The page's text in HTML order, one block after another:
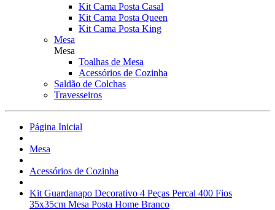
Kit Cama Posta Casal
Kit Cama Posta Queen
Kit Cama Posta King
Mesa
Mesa
Toalhas de Mesa
Acessórios de Cozinha
Saldão de Colchas
Travesseiros
Página Inicial
Mesa
Acessórios de Cozinha
Kit Guardanapo Decorativo 4 Peças Percal 400 Fios
35x35cm Mesa Posta Home Branco